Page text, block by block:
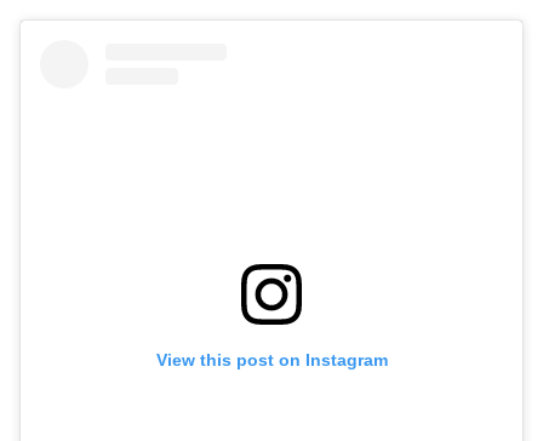
View this post on Instagram